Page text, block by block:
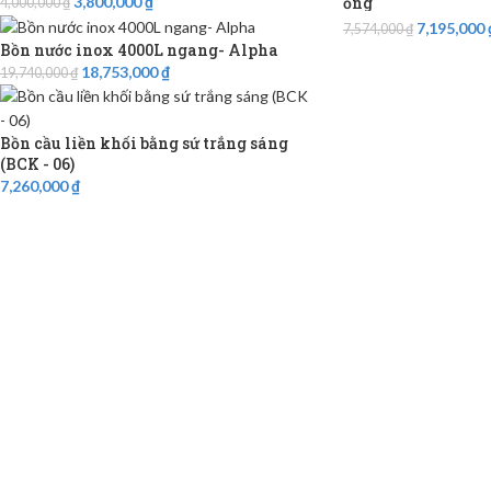
Bồn nước inox 4000L ngang- Alpha
19,740,000₫ 18,753,000₫
Bồn cầu liền khối bằng sứ trắng sáng
(BCK - 06)
7,260,000₫
7,574,000₫ 7,195,000